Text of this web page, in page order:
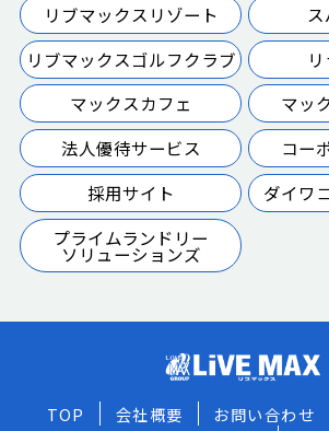
リブマックスリゾート
リブマックスゴルフクラブ
マックスカフェ
マッ
法人優待サービス
コー
採用サイト
ダイワ
プライムランドリー
ソリューションズ
TOP 会社概要 お問い合わせ